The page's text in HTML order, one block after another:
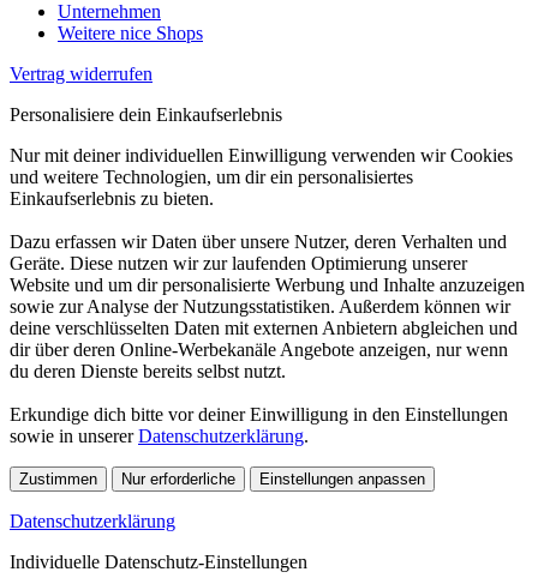
Unternehmen
Weitere nice Shops
Vertrag widerrufen
Personalisiere dein Einkaufserlebnis
Nur mit deiner individuellen Einwilligung verwenden wir Cookies
und weitere Technologien, um dir ein personalisiertes
Einkaufserlebnis zu bieten.
Dazu erfassen wir Daten über unsere Nutzer, deren Verhalten und
Geräte. Diese nutzen wir zur laufenden Optimierung unserer
Website und um dir personalisierte Werbung und Inhalte anzuzeigen
sowie zur Analyse der Nutzungsstatistiken. Außerdem können wir
deine verschlüsselten Daten mit externen Anbietern abgleichen und
dir über deren Online-Werbekanäle Angebote anzeigen, nur wenn
du deren Dienste bereits selbst nutzt.
Erkundige dich bitte vor deiner Einwilligung in den Einstellungen
sowie in unsererDatenschutzerklärung.
Zustimmen Nur erforderliche Einstellungen anpassen
Datenschutzerklärung
Individuelle Datenschutz-Einstellungen